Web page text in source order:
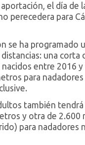
el día de
perecedera para
se ha programado
una corta
entre 2016
para
también tendrá
y otra de 2.600
para nadadores